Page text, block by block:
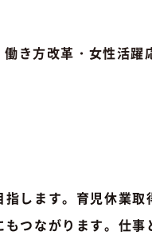
き方改革・女性
します。育児休業
つながります。仕